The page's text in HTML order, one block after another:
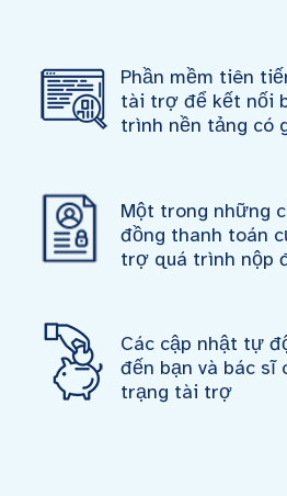
Phần mềm tiên
tài trợ để kết nối
trình nền tảng có
Một trong những
đồng thanh toán
trợ quá trình nộp
Các cập nhật tự
đến bạn và bác sĩ
trạng tài trợ